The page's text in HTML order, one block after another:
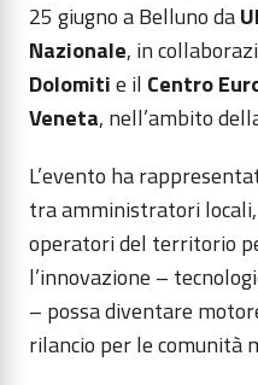
25 giugno a Belluno da
Nazionale, in
Dolomitie il Centro
Veneta, nell’ambito
L’evento ha
tra amministratori
operatori del territorio
l’innovazione –
– possa diventare
rilancio per le comunità